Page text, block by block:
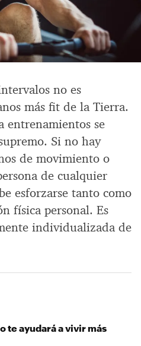
no es
más fit de la Tierra.
entrenamientos se
Si no hay
de movimiento o
de cualquier
esforzarse tanto como
física personal. Es
individualizada de
te ayudará a vivir más